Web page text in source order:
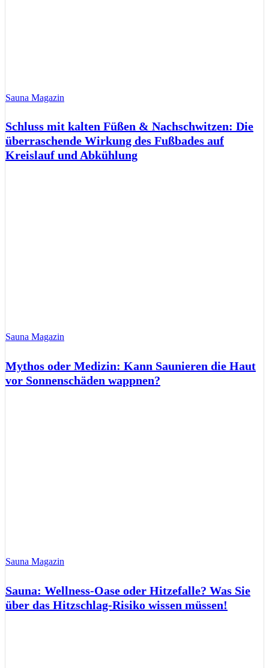
Sauna Magazin
Schluss mit kalten Füßen & Nachschwitzen: Die
überraschende Wirkung des Fußbades auf
Kreislauf und Abkühlung
Sauna Magazin
Mythos oder Medizin: Kann Saunieren die Haut
vor Sonnenschäden wappnen?
Sauna Magazin
Sauna: Wellness-Oase oder Hitzefalle? Was Sie
über das Hitzschlag-Risiko wissen müssen!